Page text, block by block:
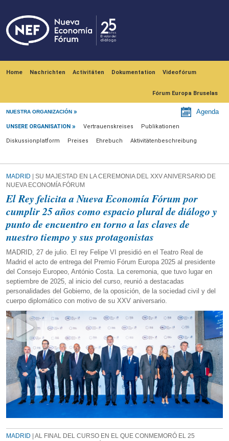
Home Nachrichten Activitäten Dokumentation Videofórum
Fórum Europa Bruselas
NUESTRA ORGANIZACIÓN Agenda
Unsere Organisation
UNSERE ORGANISATION Vertrauenskreises Publikationen
Diskussionplatform Preises Ehrebuch Aktivitätenbeschreibung
MADRID | SU MAJESTAD EN LA CEREMONIA DEL XXV ANIVERSARIO DE
NUEVA ECONOMÍA FÓRUM
El Rey felicita a Nueva Economía Fórum por
cumplir 25 años como espacio plural de diálogo y
punto de encuentro en torno a las claves de
nuestro tiempo y sus protagonistas
MADRID, 27 de julio. El rey Felipe VI presidió en el Teatro Real de
Madrid el acto de entrega del Premio Fórum Europa 2025 al presidente
del Consejo Europeo, António Costa. La ceremonia, que tuvo lugar en
septiembre de 2025, al inicio del curso, reunió a destacadas
personalidades del Gobierno, de la oposición, de la sociedad civil y del
cuerpo diplomático con motivo de su XXV aniversario.
MADRID | AL FINAL DEL CURSO EN EL QUE CONMEMORÓ EL 25